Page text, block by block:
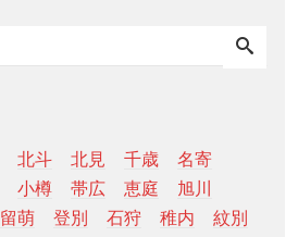
北斗 北見 千歳
名寄
小樽 帯広 恵庭
旭川
留萌 登別 石狩 稚内
紋別